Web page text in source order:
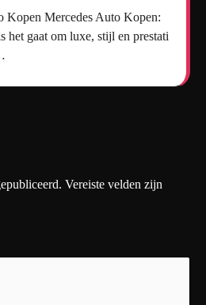
het gaat om luxe, stijl en prestati
Vereiste velden zijn